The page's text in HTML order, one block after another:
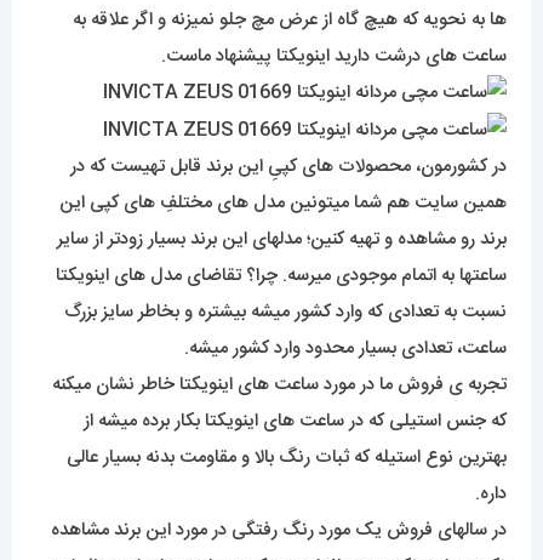
ها به نحویه که هیچ گاه از عرض مچ جلو نمیزنه و اگر علاقه به
ساعت های درشت دارید اینویکتا پیشنهاد ماست.
در کشورمون، محصولات های کپیِ این برند قابل تهیست که در
همین سایت هم شما میتونین مدل های مختلفِ های کپی این
برند رو مشاهده و تهیه کنین؛ مدلهای این برند بسیار زودتر از سایر
ساعتها به اتمام موجودی میرسه. چرا؟ تقاضای مدل های اینویکتا
نسبت به تعدادی که وارد کشور میشه بیشتره و بخاطر سایز بزرگ
ساعت، تعدادی بسیار محدود وارد کشور میشه.
تجربه ی فروش ما در مورد ساعت های اینویکتا خاطر نشان میکنه
که جنس استیلی که در ساعت های اینویکتا بکار برده میشه از
بهترین نوع استیله که ثبات رنگ بالا و مقاومت بدنه بسیار عالی
داره.
در سالهای فروش یک مورد رنگ رفتگی در مورد این برند مشاهده